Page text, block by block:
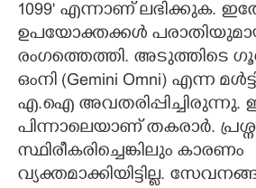
1099' എന്നാണ് ലഭിക്കുക.
ഉപയോക്തക്കൾ
രംഗത്തെത്തി. അടുത്തിടെ
ഒംനി (Gemini Omni) എന്ന
എ.ഐ അവതരിപ്പിച്ചിരുന്നു.
പിന്നാലെയാണ് തകരാർ.
സ്ഥിരീകരിച്ചെങ്കിലും കാരണം
വ്യക്തമാക്കിയിട്ടില്ല.